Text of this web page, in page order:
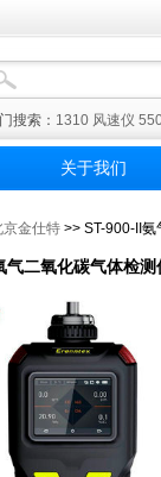
搜索： 1310 风速仪
关于我们
京金仕特 >> ST-900-II
气二氧化碳气体检测